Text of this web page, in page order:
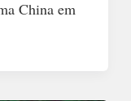
China em